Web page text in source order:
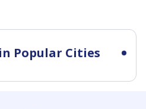
Popular Cities